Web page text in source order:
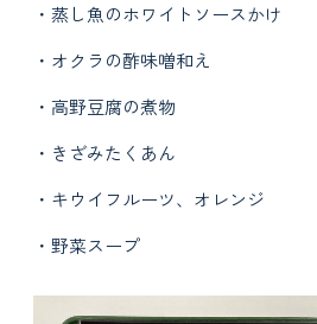
・蒸し魚のホワイトソースかけ
・オクラの酢味噌和え
・高野豆腐の煮物
・きざみたくあん
・キウイフルーツ、オレンジ
・野菜スープ